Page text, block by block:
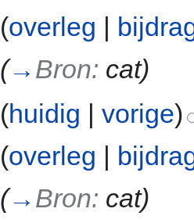
(overleg |
(→ Bron: cat)
(huidig |vorige)
(overleg |
(→ Bron: cat)